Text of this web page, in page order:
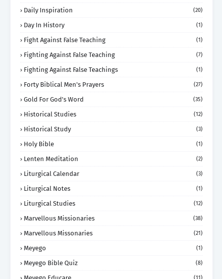
Daily Inspiration (20)
Day In History (1)
Fight Against False Teaching (1)
Fighting Against False Teaching (7)
Fighting Against False Teachings (1)
Forty Biblical Men's Prayers (27)
Gold For God's Word (35)
Historical Studies (12)
Historical Study (3)
Holy Bible (1)
Lenten Meditation (2)
Liturgical Calendar (3)
Liturgical Notes (1)
Liturgical Studies (12)
Marvellous Missionaries (38)
Marvellous Missonaries (21)
Meyego (1)
Meyego Bible Quiz (8)